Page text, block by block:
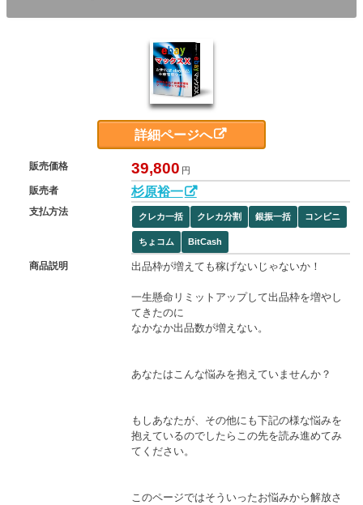
詳細ページへ
販売価格 39,800 円
販売者 杉原裕一
支払方法 クレカ一括 クレカ分割 銀振一括 コンビニ
ちょコム BitCash
商品説明 出品枠が増えても稼げないじゃないか！
一生懸命リミットアップして出品枠を増やし
てきたのに
なかなか出品数が増えない。
あなたはこんな悩みを抱えていませんか？
もしあなたが、その他にも下記の様な悩みを
抱えているのでしたらこの先を読み進めてみ
てください。
このページではそういったお悩みから解放さ